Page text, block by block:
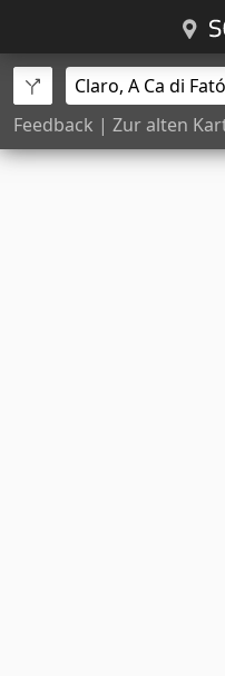
Feedback | Zur alten